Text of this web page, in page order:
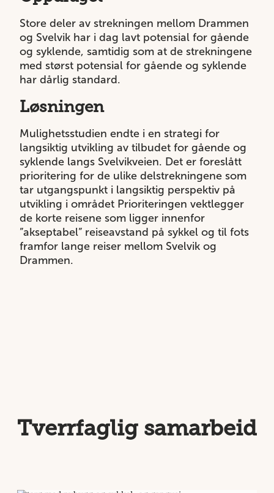
Store deler av strekningen mellom Drammen
og Svelvik har i dag lavt potensial for gående
og syklende, samtidig som at de strekningene
med størst potensial for gående og syklende
har dårlig standard.
Løsningen
Mulighetsstudien endte i en strategi for
langsiktig utvikling av tilbudet for gående og
syklende langs Svelvikveien. Det er foreslått
prioritering for de ulike delstrekningene som
tar utgangspunkt i langsiktig perspektiv på
utvikling i området Prioriteringen vektlegger
de korte reisene som ligger innenfor
”akseptabel” reiseavstand på sykkel og til fots
framfor lange reiser mellom Svelvik og
Drammen.
Tverrfaglig samarbeid